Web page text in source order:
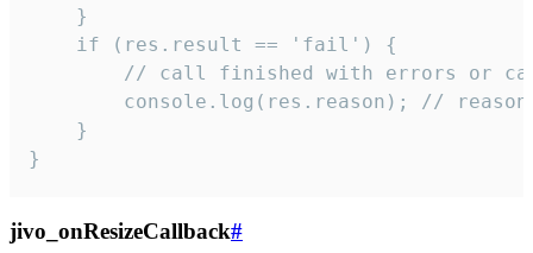
    }
    if (res.result == 'fail') {
// call finished with errors or
console.log(res.reason); //
    }
}
jivo_onResizeCallback#